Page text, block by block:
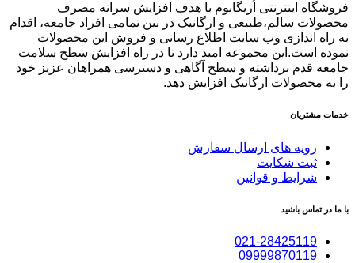
فروشگاه اینترنتی اُریگانوم با هدف افزایش سرانه مصرف
محصولات سالم،طبیعی و ارگانیک در بین تمامی افراد جامعه، اقدام
به راه اندازی وب سایت اطلاع رسانی و فروش این محصولات
نموده است.این مجموعه امید دارد تا در راه افزایش سطح سلامت
جامعه قدم برداشته و سطح آگاهی و دسترسی همراهان عزیز خود
را به محصولات ارگانیک افزایش دهد.
خدمات مشتریان
رویه های ارسال سفارش
ثبت شکایت
شرایط و قوانین
با ما در تماس باشید
021-28425119
09999870119